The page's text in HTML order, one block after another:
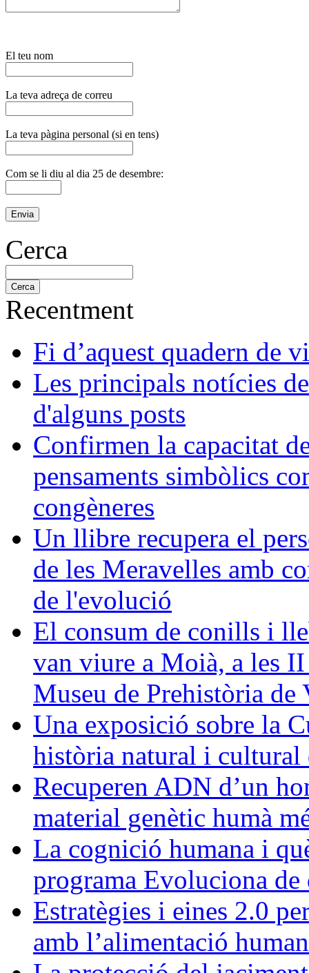
El teu nom
La teva adreça de correu
La teva pàgina personal (si en tens)
Com se li diu al dia 25 de desembre:
Cerca
Recentment
Fi d’aquest quadern de
Les principals notícies
d'alguns posts
Confirmen la capacitat
pensaments simbòlics
congèneres
Un llibre recupera el
de les Meravelles amb
de l'evolució
El consum de conills i
van viure a Moià, a les
Museu de Prehistòria de
Una exposició sobre la
història natural i cultural
Recuperen ADN d’un
material genètic humà
La cognició humana i
programa Evoluciona de
Estratègies i eines 2.0
amb l’alimentació